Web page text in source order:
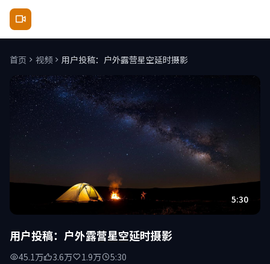
首页 视频 用户投稿：户外露营星空延时摄影
5:30
用户投稿：户外露营星空延时摄影
45.1万 3.6万 1.9万
5:30